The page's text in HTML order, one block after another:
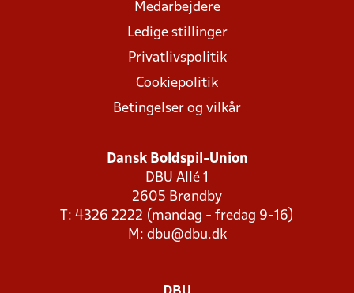
Medarbejdere
Ledige stillinger
Privatlivspolitik
Cookiepolitik
Betingelser og vilkår
Dansk Boldspil-Union
DBU Allé 1
2605 Brøndby
T: 4326 2222 (mandag - fredag 9-16)
M: dbu@dbu.dk